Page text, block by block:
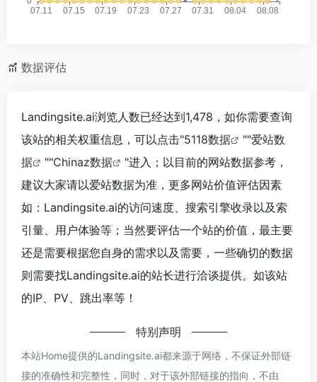
数据评估
Landingsite.ai浏览人数已经达到1,478，如你需要查询
该站的相关权重信息，可以点击"5118数据 ""爱站数
据
""Chinaz数据
"进入；以目前的网站数据参考，
建议大家请以爱站数据为准，更多网站价值评估因素
如：Landingsite.ai的访问速度、搜索引擎收录以及索
引量、用户体验等；当然要评估一个站的价值，最主要
还是需要根据您自身的需求以及需要，一些确切的数据
则需要找Landingsite.ai的站长进行洽谈提供。如该站
的IP、PV、跳出率等！
特别声明
本站Home提供的Landingsite.ai都来源于网络，不保证外部链
接的准确性和完整性，同时，对于该外部链接的指向，不由